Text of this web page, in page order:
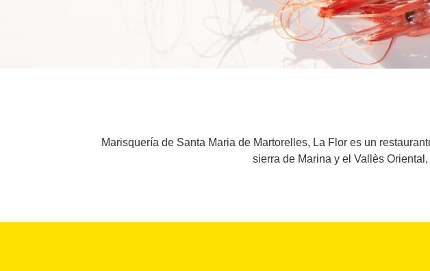
Marisquería de Santa Maria de Martorelles, La Flor es un
sierra de Marina y el Vallès